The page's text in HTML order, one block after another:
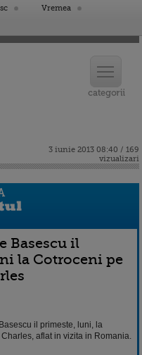
Vremea
3 iunie 2013 08:40 / 169
vizualizari
Basescu il
la Cotroceni pe
il primeste, luni, la
aflat in vizita in Romania.